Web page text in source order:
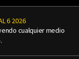
6 2026
cualquier medio